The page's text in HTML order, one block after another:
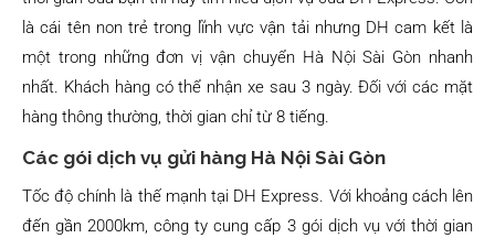
là cái tên non trẻ trong lĩnh vực vận tải nhưng DH cam kết là
một trong những đơn vị vận chuyển Hà Nội Sài Gòn nhanh
nhất. Khách hàng có thể nhận xe sau 3 ngày. Đối với các mặt
hàng thông thường, thời gian chỉ từ 8 tiếng.
Các gói dịch vụ gửi hàng Hà Nội Sài Gòn
Tốc độ chính là thế mạnh tại DH Express. Với khoảng cách lên
đến gần 2000km, công ty cung cấp 3 gói dịch vụ với thời gian